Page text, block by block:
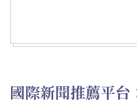
國際新聞推薦平台